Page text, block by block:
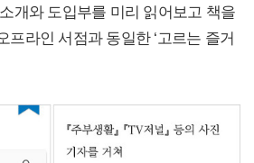
개와 도입부를 미리 읽어보고 책을
프라인 서점과 동일한 ‘고르는 즐거